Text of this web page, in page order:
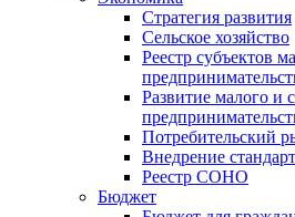
Стратегия развития
Сельское хозяйство
Реестр субъектов
Развитие малого и
Потребительский
Внедрение
Реестр СОНО
Бюджет